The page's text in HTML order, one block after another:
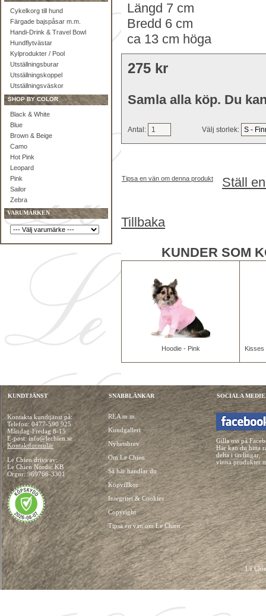
Cykelkorg till hund
Färgade bajspåsar m.m.
Handi-Drink & Travel Bowl
Hundflytvästar
Kylprodukter / Pool
Utställningsburar
Utställningskoppel
Utställningsväskor
SHOP BY COLOR
Black & White
Blue
Brown & Beige
Camo
Hot Pink
Leopard
Pink
Sailor
Zebra
VARUMÄRKEN
Längd 7 cm
Bredd 6 cm
ca 13 cm höga
275 kr
Samla alla köp. Du
Antal: Välj storlek:
Tipsa en vän om denna produkt Ställ
Tillbaka
KUNDER SOM
Hoodie - Pink Kisses
KUNDTJÄNST
Kontakta kundtjänst på:
Telefon:0477-590 925
Måndag-Fredag 8-15
E-post: info@lechien.se
Kontaktformulär
Le Chien drivs av:
Le Chien Nordic KB
Orgnr: 969766-3301
SNABBLÄNKAR
REA m.m.
Kundgalleri
Nyhetsbrev
Om Le Chien
Så här handlar du
Köpvillkor
Integritet & Cookies
Copyright
Tipsa en vän om Le Chien
SOCIALA
Gilla oss på
Här kan du hitta
delta i tävlingar,
vinna produkter
Le
HUNDKLÄDER, HUNDVÄSKOR, HUNDACCESSOARER, HUND KLÄDER,